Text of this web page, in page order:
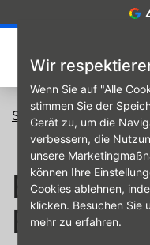
Wir
Wenn Sie auf "Alle
stimmen Sie der
Gerät zu, um die
verbessern, die
unsere
können Ihre
Cookies ablehnen,
klicken. Besuchen Sie
mehr zu erfahren.
Startseite